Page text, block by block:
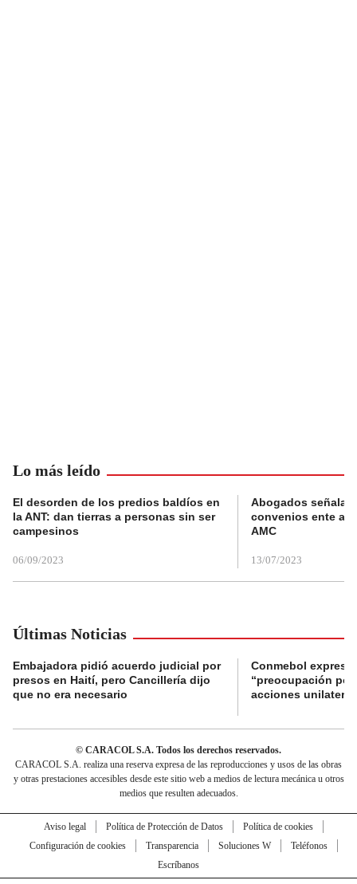
Lo más leído
El desorden de los predios baldíos en
la ANT: dan tierras a personas sin ser
campesinos
06/09/2023
Abogados
convenios ente
AMC
13/07/2023
Últimas Noticias
Embajadora pidió acuerdo judicial por
presos en Haití, pero Cancillería dijo
que no era necesario
Conmebol expresó
“preocupación
acciones
© CARACOL S.A. Todos los derechos reservados.
CARACOL S.A. realiza una reserva expresa de las reproducciones y usos de las obras
y otras prestaciones accesibles desde este sitio web a medios de lectura mecánica u otros
medios que resulten adecuados.
Aviso legal Política de Protección de Datos
Política de cookies
Configuración de cookies
Transparencia Soluciones W
Teléfonos
Escríbanos